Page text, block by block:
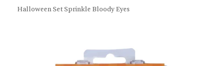
Halloween Set Sprinkle Bloody Eyes